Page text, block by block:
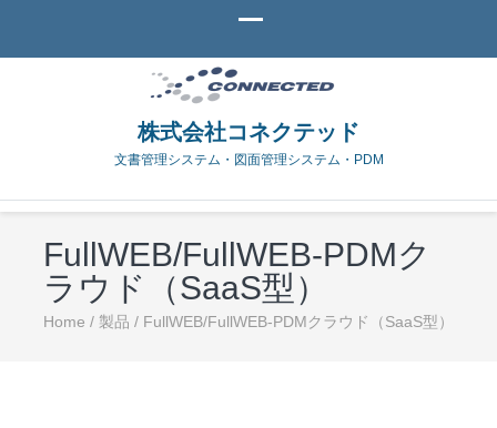
株式会社コネクテッド
文書管理システム・図面管理システム・PDM
FullWEB/FullWEB-PDMク
ラウド（SaaS型）
Home / 製品 / FullWEB/FullWEB-PDMクラウド（SaaS型）